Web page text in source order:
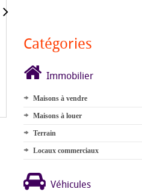
Catégories
Immobilier
Maisons à vendre
Maisons à louer
Terrain
Locaux commerciaux
Véhicules